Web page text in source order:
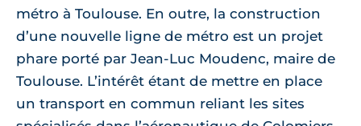
métro à Toulouse. En outre, la construction
d’une nouvelle ligne de métro est un projet
phare porté par Jean-Luc Moudenc, maire de
Toulouse. L’intérêt étant de mettre en place
un transport en commun reliant les sites